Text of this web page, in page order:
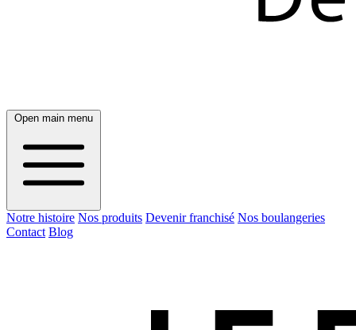
Open main menu
Notre histoire Nos produits Devenir franchisé Nos boulangeries
Contact Blog